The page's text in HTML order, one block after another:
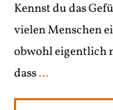
Kennst du das
vielen Menschen
obwohl eigentlich
dass...